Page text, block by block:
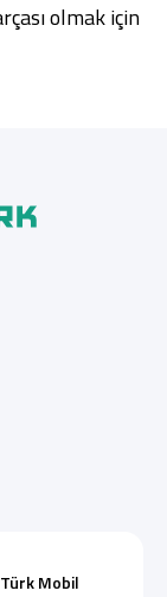
olmak için
Mobil